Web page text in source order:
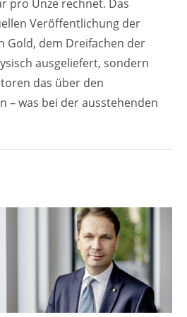
pro Unze rechnet. Das
Veröffentlichung der
Gold, dem Dreifachen der
ausgeliefert, sondern
das über den
– was bei der ausstehenden